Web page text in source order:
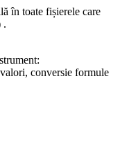
în toate fișierele care
.
conversie formule